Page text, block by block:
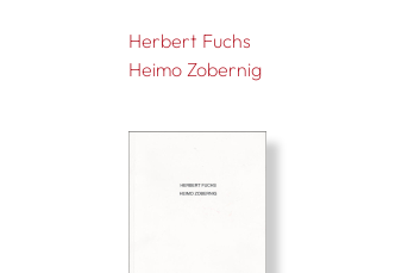
Herbert Fuchs
Heimo Zobernig